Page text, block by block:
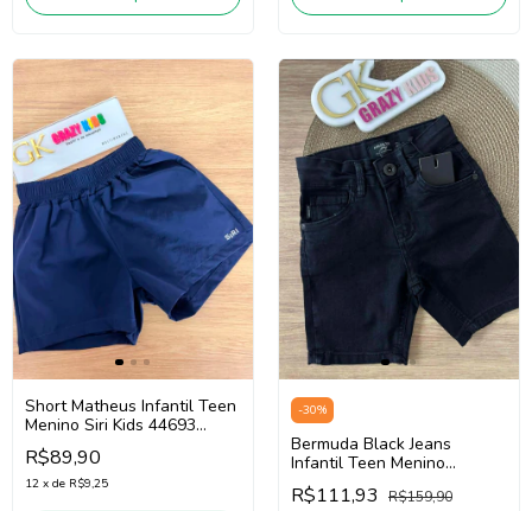
Short Matheus Infantil Teen
Menino Siri Kids 44693
(Marinho)
R$89,90
12 x de R$9,25
-30%
Bermuda Black Jeans
Infantil Teen Menino
Bm00002k (Preto)
R$111,93 R$159,90